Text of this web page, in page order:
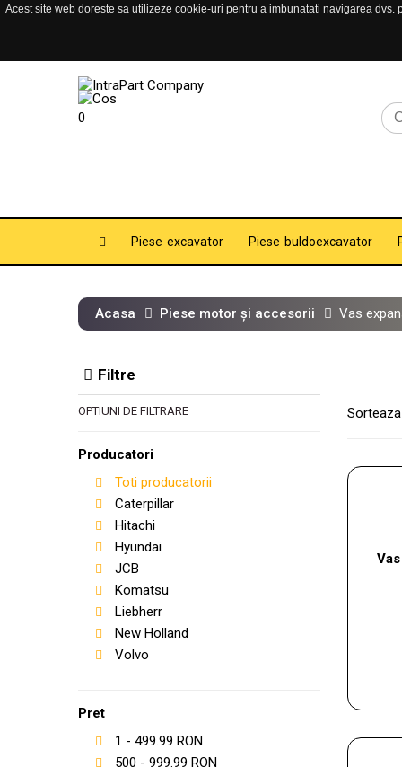
Acest site web doreste sa utilizeze cookie-uri pentru a imbunatati navigarea
0
Piese excavator Piese buldoexcavator
Acasa Piese motor și accesorii Vas
Filtre
OPTIUNI DE FILTRARE
Producatori
Toti producatorii
Caterpillar
Hitachi
Hyundai
JCB
Komatsu
Liebherr
New Holland
Volvo
Pret
1 - 499.99 RON
500 - 999.99 RON